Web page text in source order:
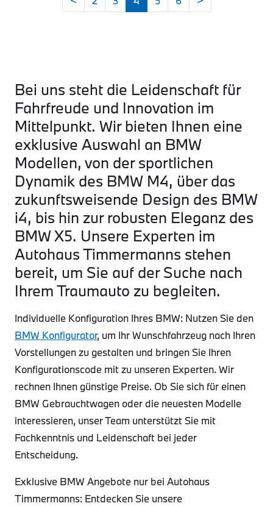
Bei uns steht die Leidenschaft für
Fahrfreude und Innovation im
Mittelpunkt. Wir bieten Ihnen eine
exklusive Auswahl an BMW
Modellen, von der sportlichen
Dynamik des BMW M4, über das
zukunftsweisende Design des BMW
i4, bis hin zur robusten Eleganz des
BMW X5. Unsere Experten im
Autohaus Timmermanns stehen
bereit, um Sie auf der Suche nach
Ihrem Traumauto zu begleiten.
Individuelle Konfiguration Ihres BMW: Nutzen Sie den
BMW Konfigurator, um Ihr Wunschfahrzeug nach Ihren
Vorstellungen zu gestalten und bringen Sie Ihren
Konfigurationscode mit zu unseren Experten. Wir
rechnen Ihnen günstige Preise. Ob Sie sich für einen
BMW Gebrauchtwagen oder die neuesten Modelle
interessieren, unser Team unterstützt Sie mit
Fachkenntnis und Leidenschaft bei jeder
Entscheidung.
Exklusive BMW Angebote nur bei Autohaus
Timmermanns: Entdecken Sie unsere